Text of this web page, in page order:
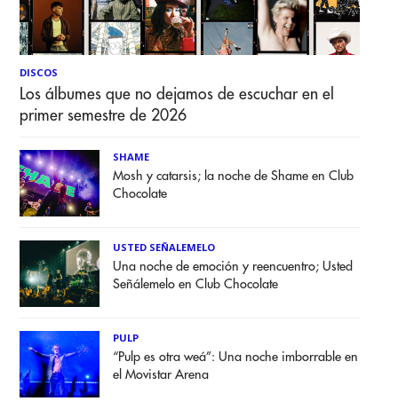
DISCOS
Los álbumes que no dejamos de escuchar en el
primer semestre de 2026
SHAME
Mosh y catarsis; la noche de Shame en Club
Chocolate
USTED SEÑALEMELO
Una noche de emoción y reencuentro; Usted
Señálemelo en Club Chocolate
PULP
“Pulp es otra weá”: Una noche imborrable en
el Movistar Arena